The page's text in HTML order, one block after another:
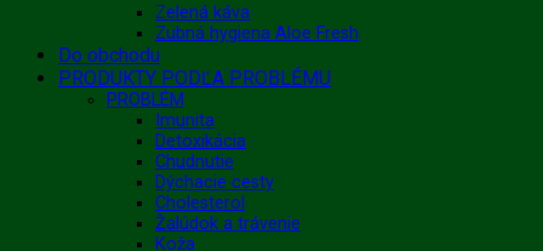
Zelená káva
Zubná hygiena Aloe Fresh
Do obchodu
PRODUKTY PODĽA PROBLÉMU
PROBLÉM
Imunita
Detoxikácia
Chudnutie
Dýchacie cesty
Cholesterol
Žalúdok a trávenie
Koža